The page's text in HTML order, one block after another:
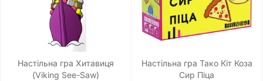
Настільна гра Хитавиця
(Viking See-Saw)
Настільна гра Тако Кіт Коза
Сир Піца